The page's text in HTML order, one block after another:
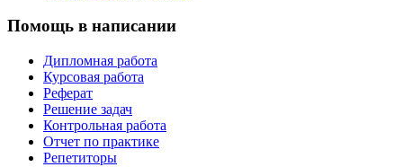
Помощь в написании
Дипломная работа
Курсовая работа
Реферат
Решение задач
Контрольная работа
Отчет по практике
Репетиторы